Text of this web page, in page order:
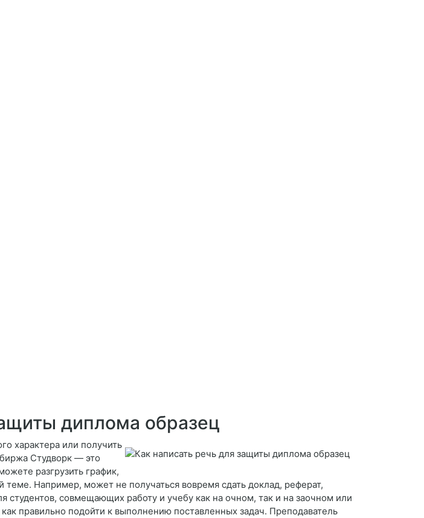
диплома образец
характера или получить
Студворк — это
разгрузить график,
теме. Например, может не получаться вовремя сдать доклад, реферат,
совмещающих работу и учебу как на очном, так и на заочном или
правильно подойти к выполнению поставленных задач. Преподаватель